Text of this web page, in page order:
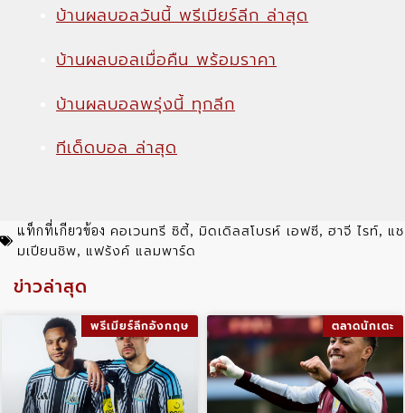
บ้านผลบอลวันนี้ พรีเมียร์ลีก ล่าสุด
บ้านผลบอลเมื่อคืน พร้อมราคา
บ้านผลบอลพรุ่งนี้ ทุกลีก
ทีเด็ดบอล ล่าสุด
แท็กที่เกียวข้อง คอเวนทรี ซิตี้ มิดเดิลสโบรห์ เอฟซี ฮาจี ไรท์ แช
มเปียนชิพ แฟร้งค์ แลมพาร์ด
ข่าวล่าสุด
พรีเมียร์ลีกอังกฤษ ตลาดนักเตะ